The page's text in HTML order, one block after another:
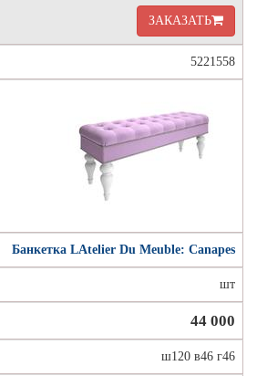
ЗАКАЗАТЬ
5221558
Банкетка LAtelier Du Meuble: Canapes
шт
44 000
ш120 в46 г46